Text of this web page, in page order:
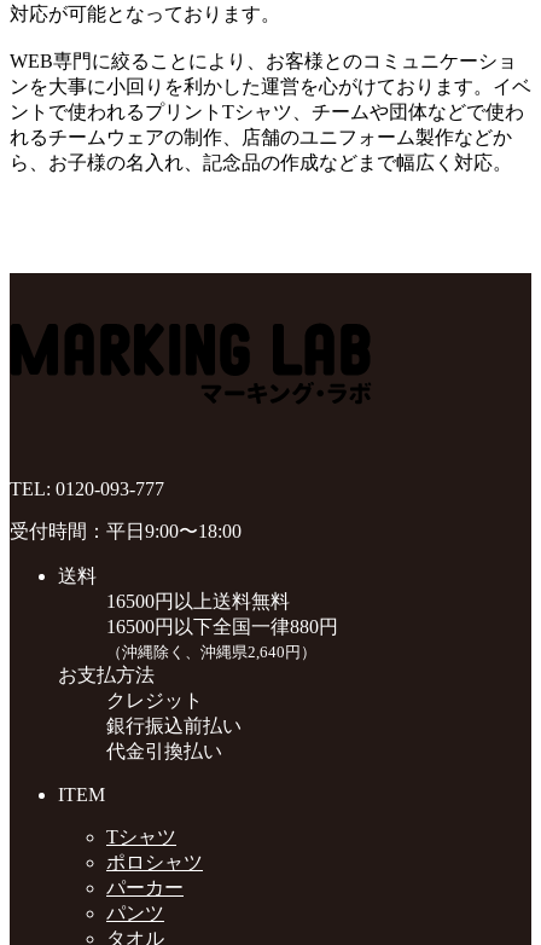
対応が可能となっております。
WEB専門に絞ることにより、お客様とのコミュニケーショ
ンを大事に小回りを利かした運営を心がけております。イベ
ントで使われるプリントTシャツ、チームや団体などで使わ
れるチームウェアの制作、店舗のユニフォーム製作などか
ら、お子様の名入れ、記念品の作成などまで幅広く対応。
TEL: 0120-093-777
受付時間：平日9:00〜18:00
送料
16500円以上送料無料
16500円以下全国一律880円
（沖縄除く、沖縄県2,640円）
お支払方法
クレジット
銀行振込前払い
代金引換払い
ITEM
Tシャツ
ポロシャツ
パーカー
パンツ
タオル